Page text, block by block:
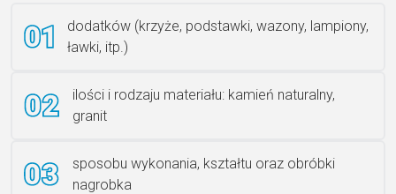
Ławka granitowa LG 12
dodatków (krzyże, podstawki, wazony, lampiony,
ławki, itp.)
ilości i rodzaju materiału: kamień naturalny,
granit
sposobu wykonania, kształtu oraz obróbki
nagrobka